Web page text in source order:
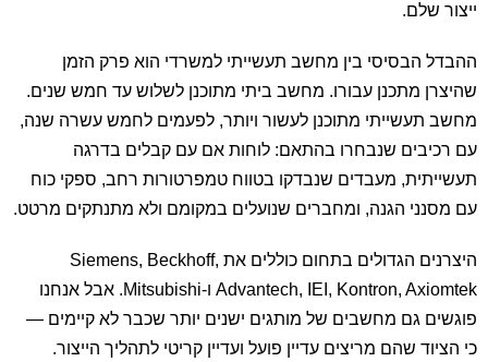
ייצור שלם.
ההבדל הבסיסי בין מחשב תעשייתי למשרדי הוא פרק הזמן
שהיצרן מתכנן עבורו. מחשב ביתי מתוכנן לשלוש עד חמש שנים.
מחשב תעשייתי מתוכנן לעשור ויותר, לפעמים לחמש עשרה שנה,
עם רכיבים שנבחרו בהתאם: לוחות אם עם קבלים בדרגה
תעשייתית, מעבדים שנבדקו בטווח טמפרטורות רחב, ספקי כוח
עם מסנני הגנה, ומחברים שנועלים במקומם ולא מתנתקים מרטט.
היצרנים הגדולים בתחום כוללים את Siemens, Beckhoff,
Advantech, IEI, Kontron, Axiomtek ו-Mitsubishi. אבל אנחנו
פוגשים גם מחשבים של מותגים ישנים יותר שכבר לא קיימים —
כי הציוד שהם מריצים עדיין פועל ועדיין קריטי לתהליך הייצור.